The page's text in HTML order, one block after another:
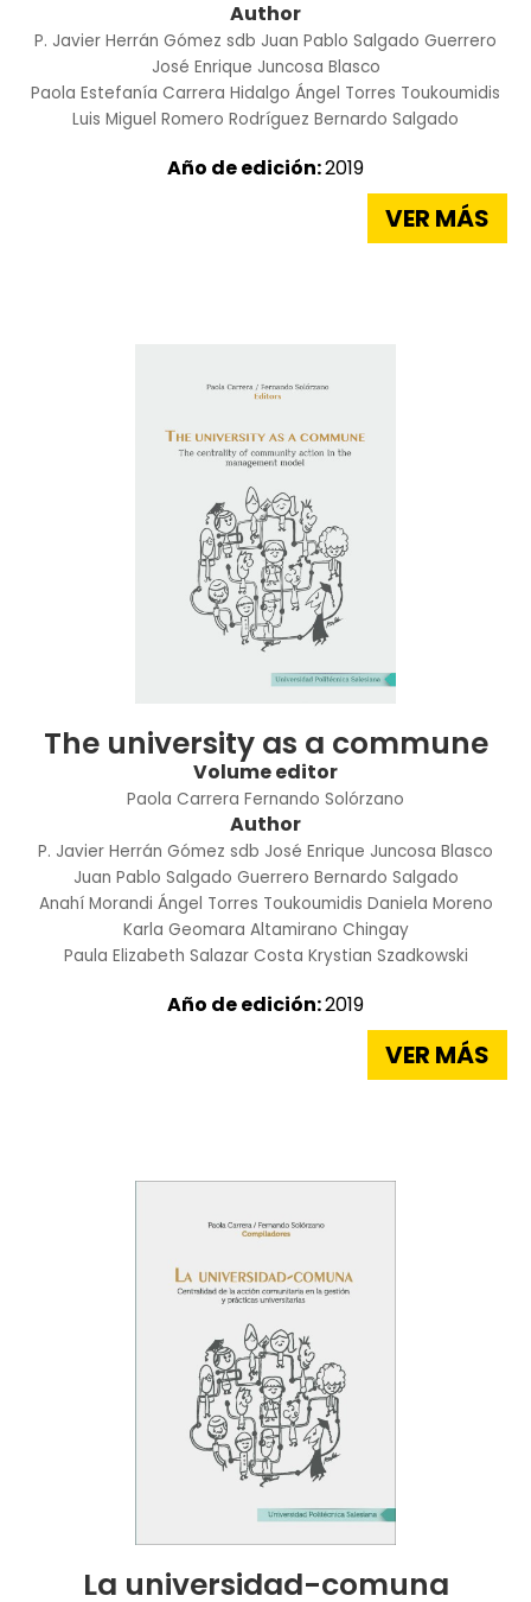
Author
P. Javier Herrán Gómez sdb Juan Pablo Salgado Guerrero
José Enrique Juncosa Blasco
Paola Estefanía Carrera Hidalgo Ángel Torres Toukoumidis
Luis Miguel Romero Rodríguez Bernardo Salgado
Año de edición:2019
VER MÁS
The university as a commune
Volume editor
Paola Carrera Fernando Solórzano
Author
P. Javier Herrán Gómez sdb José Enrique Juncosa Blasco
Juan Pablo Salgado Guerrero Bernardo Salgado
Anahí Morandi Ángel Torres Toukoumidis Daniela Moreno
Karla Geomara Altamirano Chingay
Paula Elizabeth Salazar Costa Krystian Szadkowski
Año de edición:2019
VER MÁS
La universidad-comuna